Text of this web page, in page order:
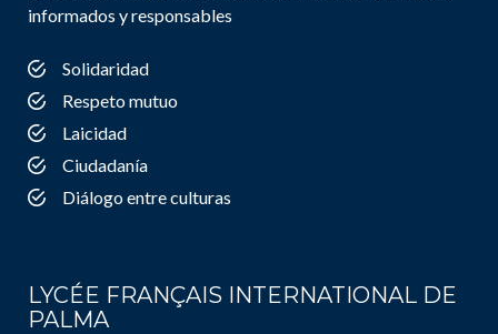
informados y responsables
Solidaridad
Respeto mutuo
Laicidad
Ciudadanía
Diálogo entre culturas
LYCÉE FRANÇAIS INTERNATIONAL DE
PALMA